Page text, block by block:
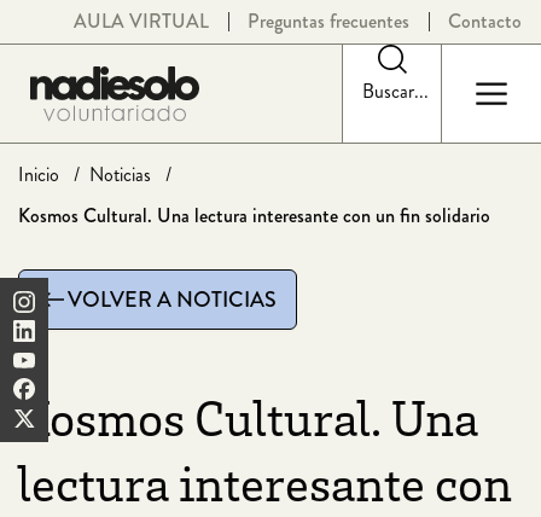
al
contenido
AULA VIRTUAL Preguntas frecuentes Contacto
Buscar...
Inicio
Noticias
Kosmos Cultural. Una lectura interesante con un fin solidario
VOLVER A NOTICIAS
Kosmos Cultural. Una
lectura interesante con